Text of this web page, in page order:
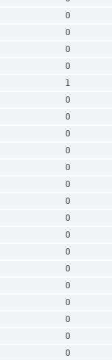
0
0
0
0
1
0
0
0
0
0
0
0
0
0
0
0
0
0
0
0
0